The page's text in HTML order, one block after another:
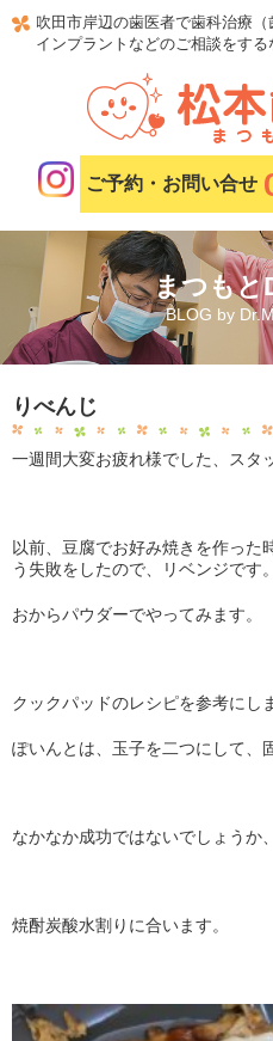
吹田市岸辺の歯医者で歯科治療（
インプラントなどのご相談をす
ご予約・お問い合せ
まつもと
BLOG by
りべんじ
一週間大変お疲れ様でした、スタ
以前、豆腐でお好み焼きを作った
う失敗をしたので、リベンジです。
おからパウダーでやってみます。
クックパッドのレシピを参考にし
ぽいんとは、玉子を二つにして、
なかなか成功ではないでしょうか
焼酎炭酸水割りに合います。